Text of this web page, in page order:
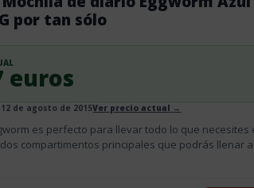
por tan sólo
euros
de agosto de 2015Ver precio actual →
es perfecto para llevar todo lo que necesites
compartimentos principales que podrás llenar a